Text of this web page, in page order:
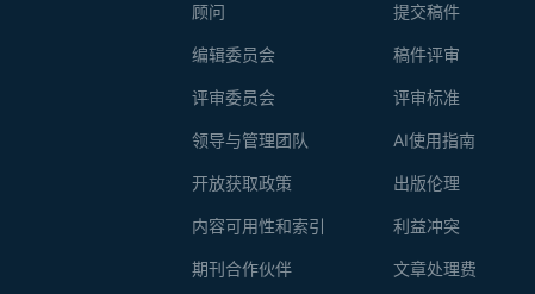
提交稿件
稿件评审
评审标准
AI使用指南
出版伦理
利益冲突
文章处理费
顾问
编辑委员会
评审委员会
领导与管理团队
开放获取政策
内容可用性和索引
期刊合作伙伴